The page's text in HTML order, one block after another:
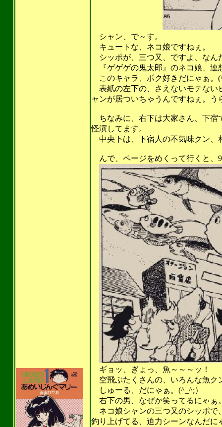
シャン、で～す。
キュートな、ネコ娘ですねぇ。
シッポが、三つ又、ですよ、なん
『ゲゲゲの鬼太郎』のネコ娘、連
このキャラ、ボク好きだにゃぁ。
表紙の左下の、さえないモテない
ャンが居ついちゃうんですねぇ。う
ちなみに、右下は大家さん、下宿
怪演してます。
中央下は、下宿人の不気味クン、
んで、ページをめくって行くと、
ギョッ、ぎょっ、魚～～～ッ！
空飛ぶたくさんの、いろんな魚ク
しゅーる、だにゃぁ。(^_^;）
右下の男、なぜか笑ってるにゃぁ
ネコ娘シャンの三つ又のシッポで
釣り上げてる、迫力シーンなんだに